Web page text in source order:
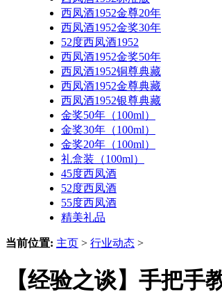
西凤酒1952金尊20年
西凤酒1952金奖30年
52度西凤酒1952
西凤酒1952金奖50年
西凤酒1952铜尊典藏
西凤酒1952金尊典藏
西凤酒1952银尊典藏
金奖50年（100ml）
金奖30年（100ml）
金奖20年（100ml）
礼盒装（100ml）
45度西凤酒
52度西凤酒
55度西凤酒
精美礼品
当前位置: 主页 > 行业动态 >
【经验之谈】手把手